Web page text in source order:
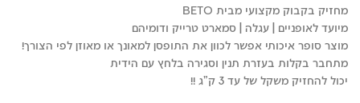
היה:
₪79.90.
הוא:
₪39.90.
מחזיק בקבוק מקצועי מבית BETO
מיועד לאופניים | עגלה | סמארט טרייק ודומיהם
מוצר סופר איכותי אפשר לכוון את התופסן למאונך או מאוזן לפי הצורך!
מתחבר בקלות בעזרת תנין וסגירה בלחץ עם הידית
יכול להחזיק משקל של עד 3 ק"ג !!